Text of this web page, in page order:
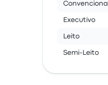
Convencional
Executivo
Leito
Semi-Leito